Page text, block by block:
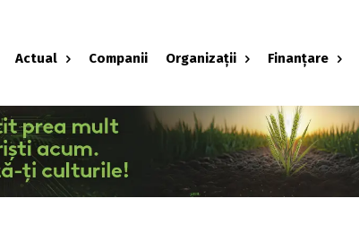
Actual Companii Organizații Finanțare